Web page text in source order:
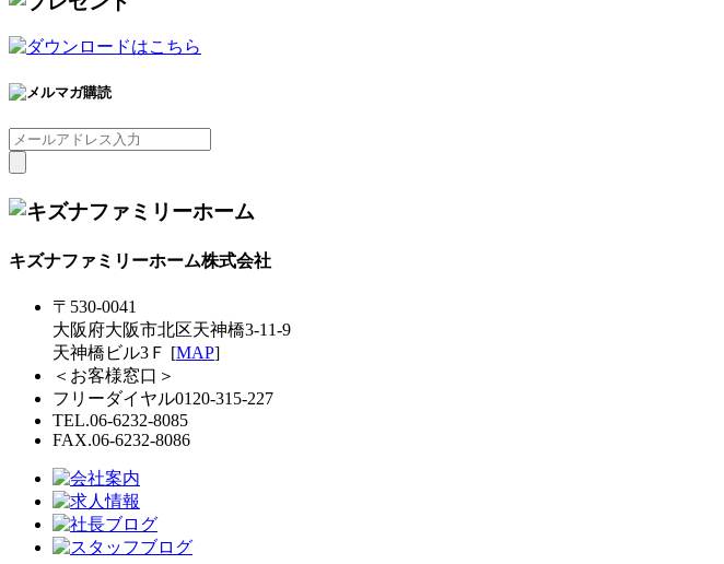
キズナファミリーホーム株式会社
〒530-0041
大阪府大阪市北区天神橋3-11-9
天神橋ビル3Ｆ [MAP]
＜お客様窓口＞
フリーダイヤル0120-315-227
TEL.06-6232-8085
FAX.06-6232-8086